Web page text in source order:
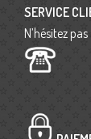
SERVICE
N’hésitez pas